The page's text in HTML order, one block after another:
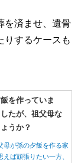
を済ませ、遺骨
りするケースも
を作っていま
たが、祖父母な
うか？
母が孫の夕飯を作る家
ば頑張りたい一方、